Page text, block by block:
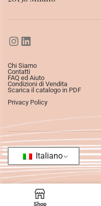
Chi Siamo
Contatti
FAQ ed Aiuto
Condizioni di Vendita
Scarica il catalogo in PDF
Privacy Policy
Italiano
Shop